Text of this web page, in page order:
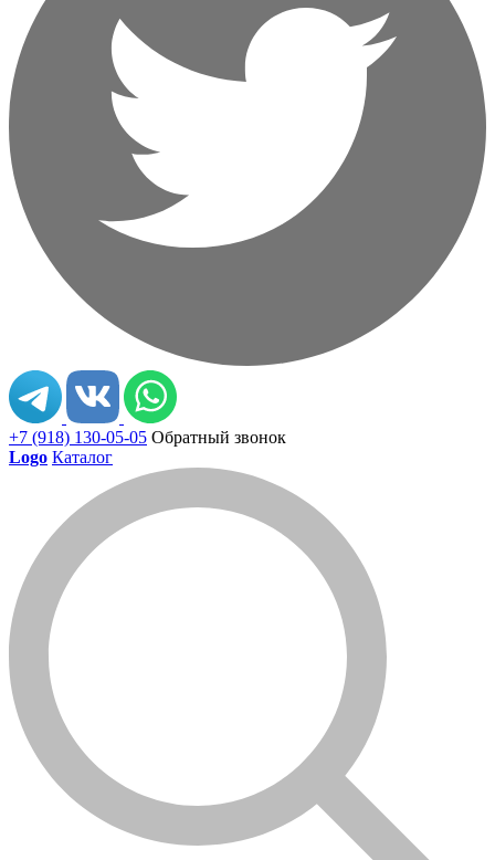
+7 (918) 130-05-05 Обратный звонок
Logo Каталог